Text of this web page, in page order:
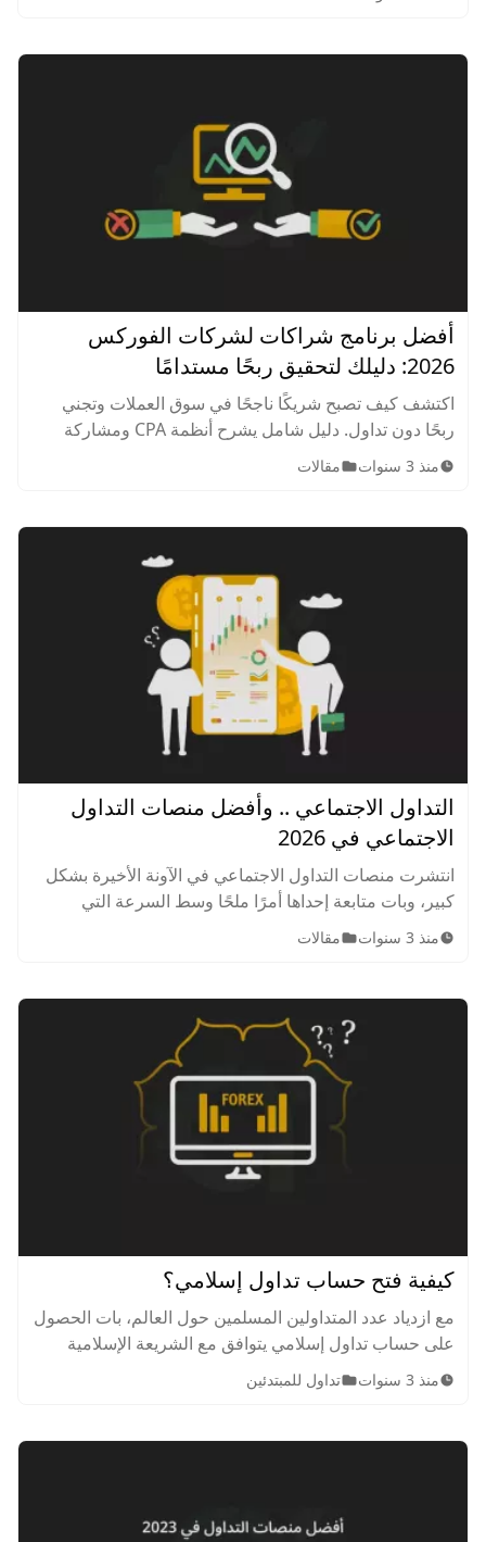
على مؤشر VIX ومؤشرات التقلب الأخرى
أفضل برنامج شراكات لشركات الفوركس
2026: دليلك لتحقيق ربحًا مستدامًا
اكتشف كيف تصبح شريكًا ناجحًا في سوق العملات وتجني
ربحًا دون تداول. دليل شامل يشرح أنظمة CPA ومشاركة
الأرباح لتبني مشروعًا مربحًا في 2026.
منذ 3 سنوات مقالات
التداول الاجتماعي .. وأفضل منصات التداول
الاجتماعي في 2026
انتشرت منصات التداول الاجتماعي في الآونة الأخيرة بشكل
كبير، وبات متابعة إحداها أمرًا ملحًا وسط السرعة التي
أصبحت تسيطر على كل شئ. تعرف على أفضل منصات
التداول الاجتماعي في 2026.
منذ 3 سنوات مقالات
كيفية فتح حساب تداول إسلامي؟
مع ازدياد عدد المتداولين المسلمين حول العالم، بات الحصول
على حساب تداول إسلامي يتوافق مع الشريعة الإسلامية
ضرورة ملحة. تعرف على كيفية فتح الحساب لتداول
العملات، العملات الرقمية والأسهم، وكيف سيكون ملائم
منذ 3 سنوات تداول للمبتدئين